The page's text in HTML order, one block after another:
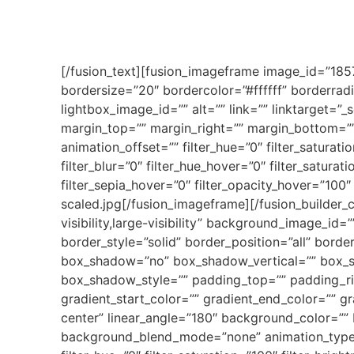
[/fusion_text][fusion_imageframe
bordersize=”20″ bordercolor=”#ffffff”
lightbox_image_id=”” alt=”” link=””
margin_top=”” margin_right=””
animation_offset=”” filter_hue=”0″
filter_blur=”0″ filter_hue_hover=”0″
filter_sepia_hover=”0″
scaled.jpg[/fusion_imageframe][/
visibility,large-visibility”
border_style=”solid” border_position=”all”
box_shadow=”no” box_shadow_vertical=””
box_shadow_style=”” padding_top=””
gradient_start_color=”” gradient_end_color=””
center” linear_angle=”180″
background_blend_mode=”none”